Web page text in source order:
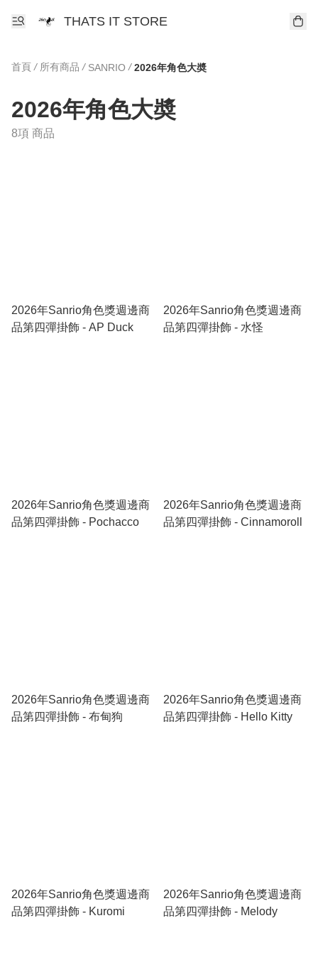
THATS IT STORE
首頁 / 所有商品 / SANRIO / 2026年角色大奬
2026年角色大奬
8項 商品
2026年Sanrio角色獎週邊商
品第四彈掛飾 - AP Duck
2026年Sanrio角色獎週邊商
品第四彈掛飾 - 水怪
2026年Sanrio角色獎週邊商
品第四彈掛飾 - Pochacco
2026年Sanrio角色獎週邊商
品第四彈掛飾 - Cinnamoroll
2026年Sanrio角色獎週邊商
品第四彈掛飾 - 布甸狗
2026年Sanrio角色獎週邊商
品第四彈掛飾 - Hello Kitty
2026年Sanrio角色獎週邊商
品第四彈掛飾 - Kuromi
2026年Sanrio角色獎週邊商
品第四彈掛飾 - Melody